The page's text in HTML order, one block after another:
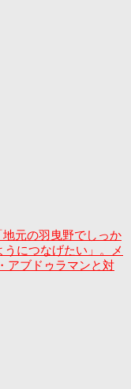
元の羽曳野でしっか
につなげたい」。メ
アブドゥラマンと対